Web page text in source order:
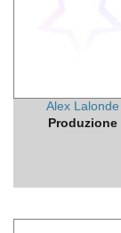
Alex Lalonde
Produzione